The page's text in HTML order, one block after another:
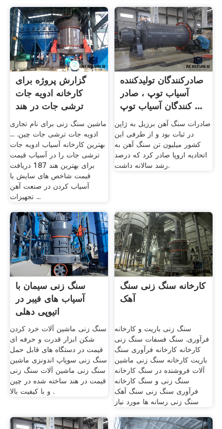
گزارش پروژه برای
کارخانه ادویه جات
ترشی جات در هند
ماشین سنگ زنی برای نام تجاری
ادویه جات ترشی جات چین. ...
بهترین کارخانه آسیاب ادویه جات
ترشی جات را در آسیاب قیمت
برای بهترین هند 187 دریافت
قیمت شاخص های سايش يا
آسیاب کردن در صنعت آهن
تجهیزات ...
صادرکنندگان تولیدکننده
آسیاب توپ ، صادر
کنندگان آسیاب توپ ...
صادرات سنگ آهن برزیل به ژاپن
در ثبات بود و از طرفی این
کشور میلیون تن سنگ آهن به
اتحادیه اروپا صادر کرد که درصد
رشد سالانه داشت.
سنگ زنی سیمان با
آسیاب های فیبر در
اتیوپی دهلی
سنگ زنی ماشین آلات خرد کردن
شکن ابزار قدرت و حرفه ای
قیمت در دستگاه های قابل حمل
سنگ زنی سوپاپ اندونزی ماشین
سنگ زنی ماشین آلات سنگ زنی
قیمت در هند ساخته شده در چین
و با کیفیت بالا .
کارخانه سنگ زنی سنگ
آهک
سنگ زنی باریت و کارخانه
فرآوری. سنگ فسفات سنگ زنی
کارخانه کارخانه فرآوری سنگ
باریت کارخانه سنگ زنی ماشین
آلات فروشنده در سنگ کارخانه
سنگ زنی و سنگ کارخانه
فرآوری سنگ زنی سنگ آهک
سنگ زنی رسانه ها مورد نیاز